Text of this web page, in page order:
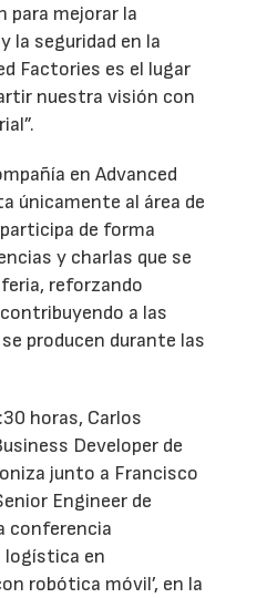
para mejorar la
la seguridad en la
Factories es el lugar
nuestra visión con
en Advanced
únicamente al área de
de forma
y charlas que se
reforzando
a las
producen durante las
horas, Carlos
Developer de
junto a Francisco
Engineer de
conferencia
logística en
robótica móvil’, en la